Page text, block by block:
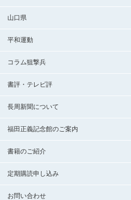
山口県
平和運動
コラム狙撃兵
書評・テレビ評
長周新聞について
福田正義記念館のご案内
書籍のご紹介
定期購読申し込み
お問い合わせ